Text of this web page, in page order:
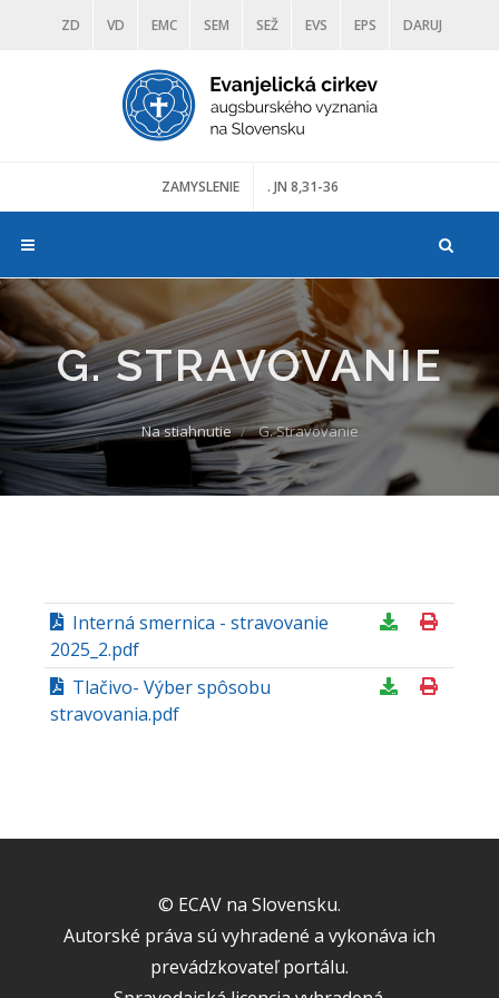
ZD VD EMC SEM SEŽ EVS EPS DARUJ
DIAKONIA ŠKOLY TRANOSCIUS
ZAMYSLENIE . JN 8,31-36
G. STRAVOVANIE
Na stiahnutie G. Stravovanie
Interná smernica - stravovanie
2025_2.pdf
Tlačivo- Výber spôsobu
stravovania.pdf
© ECAV na Slovensku.
Autorské práva sú vyhradené a vykonáva ich
prevádzkovateľ portálu.